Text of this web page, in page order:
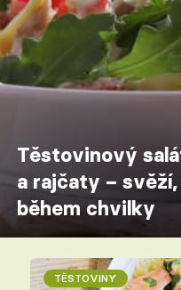
Těstovinový
a rajčaty –
během chvilky
TĚSTOVINY